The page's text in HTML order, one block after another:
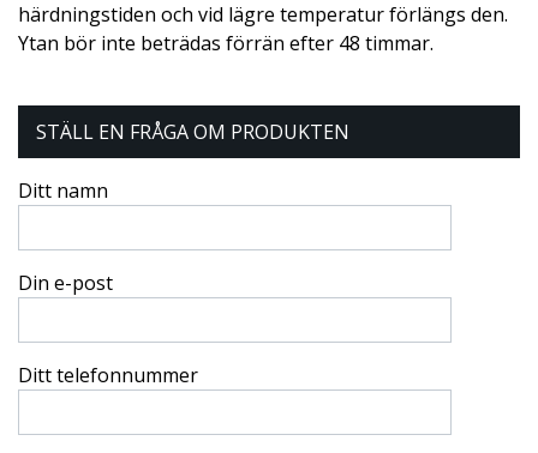
härdningstiden och vid lägre temperatur förlängs den.
Ytan bör inte beträdas förrän efter 48 timmar.
STÄLL EN FRÅGA OM PRODUKTEN
Ditt namn
Din e-post
Ditt telefonnummer